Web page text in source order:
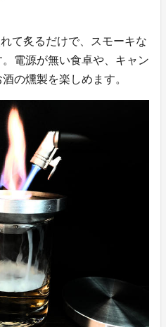
て炙るだけで、スモーキな
電源が無い食卓や、キャン
の燻製を楽しめます。